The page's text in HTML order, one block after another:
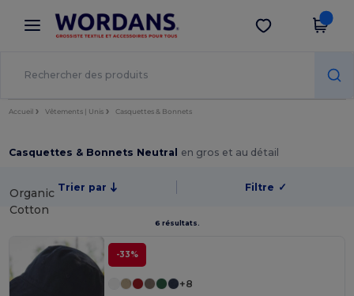
× Appli Wordans
Meilleurs prix sur l’app !
Obtenir l'appli
Accueil Vêtements | Unis Casquettes & Bonnets
Casquettes & Bonnets Neutral en gros et au détail
Trier par Filtre ✓
6 résultats.
Organic
Cotton
-33%
+8